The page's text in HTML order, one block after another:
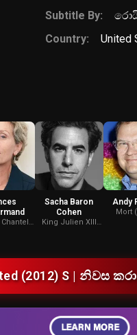
Subtitle By:
Country:
United
Sacha Baron
Cohen
King Julien XIII
Andy
Mort
(2012) S | නිවස